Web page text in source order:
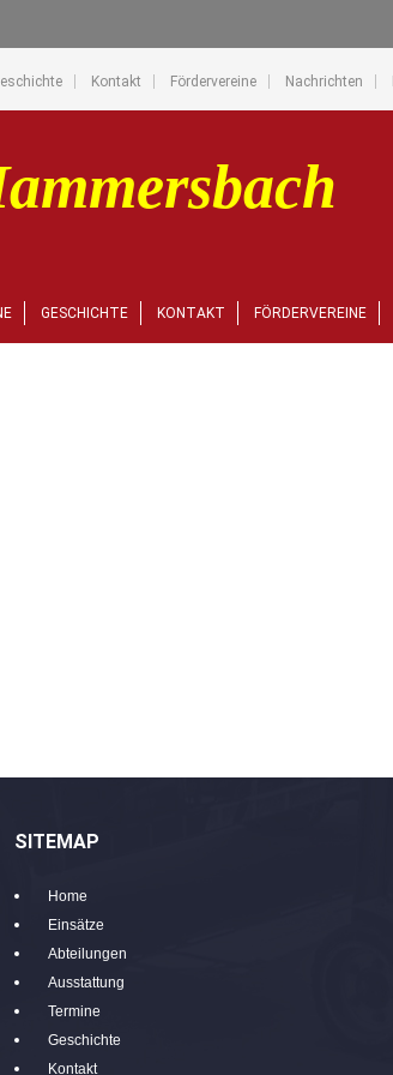
Kontakt Fördervereine Nachrichten
GESCHICHTE KONTAKT FÖRDERVEREINE
SITEMAP
Home
Einsätze
Abteilungen
Ausstattung
Termine
Geschichte
Kontakt